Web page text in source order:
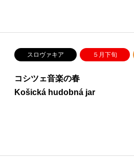
スロヴァキア ５月下旬
コシツェ音楽の春
Košická hudobná jar